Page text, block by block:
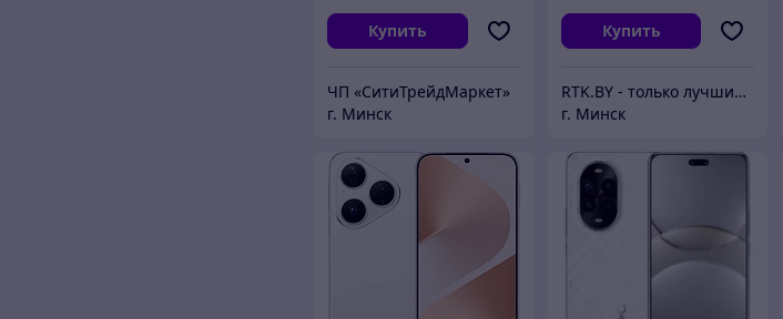
Купить
ЧП «СитиТрейдМаркет»
г. Минск
Купить
RTK.BY - только лучшие цены
г. Минск